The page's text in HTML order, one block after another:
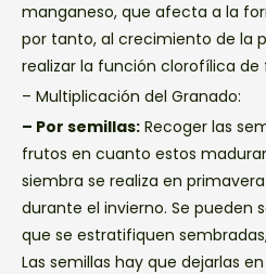
manganeso, que afecta a la
por tanto, al crecimiento de la
realizar la función clorofílica
– Multiplicación del Granado:
– Por semillas: Recoger las
frutos en cuanto estos
siembra se realiza en
durante el invierno. Se pueden
que se estratifiquen
Las semillas hay que dejarlas